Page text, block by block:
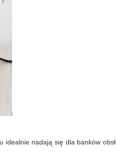
nadają się dla banków